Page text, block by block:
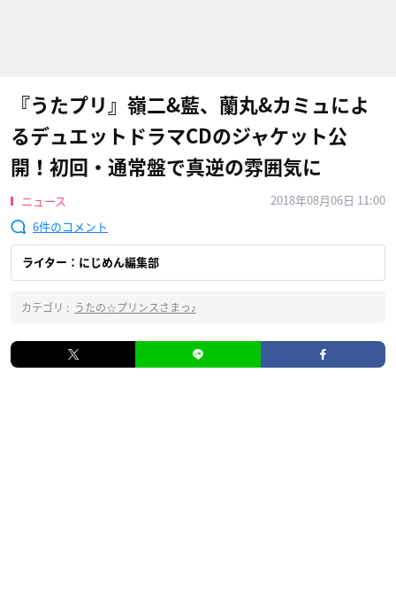
『うたプリ』嶺二&藍、蘭丸&カミュによ
るデュエットドラマCDのジャケット公
開！初回・通常盤で真逆の雰囲気に
ニュース
2018年08月06日 11:00
6
ライター：にじめん編集部
カテゴリ : うたの☆プリンスさまっ♪